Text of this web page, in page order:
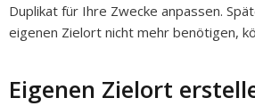
Duplikat für Ihre Zwecke anpassen.
eigenen Zielort nicht mehr benötigen,
Eigenen Zielort